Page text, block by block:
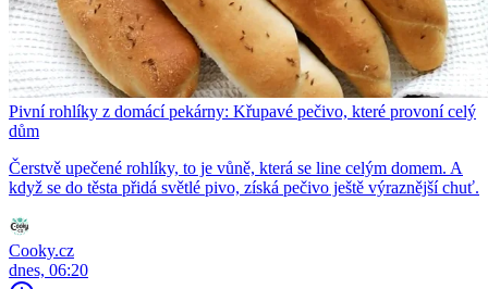
Pivní rohlíky z domácí pekárny: Křupavé pečivo, které provoní celý
dům
Čerstvě upečené rohlíky, to je vůně, která se line celým domem. A
když se do těsta přidá světlé pivo, získá pečivo ještě výraznější chuť.
Cooky.cz
dnes, 06:20